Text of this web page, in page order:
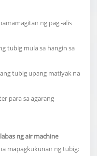
ng pag -alis
tubig mula sa hangin sa
tubig upang matiyak na
para sa agarang
ng air machine
mapagkukunan ng tubig: